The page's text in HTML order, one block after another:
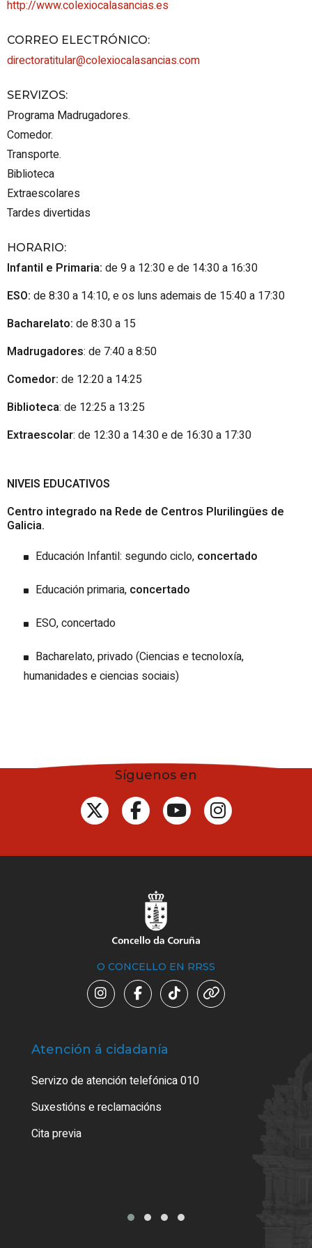
http://www.colexiocalasancias.es
CORREO ELECTRÓNICO:
directoratitular@colexiocalasancias.com
SERVIZOS:
Programa Madrugadores.
Comedor.
Transporte.
Biblioteca
Extraescolares
Tardes divertidas
HORARIO:
Infantil e Primaria: de 9 a 12:30 e de 14:30 a 16:30
ESO: de 8:30 a 14:10, e os luns ademais de 15:40 a 17:30
Bacharelato: de 8:30 a 15
Madrugadores: de 7:40 a 8:50
Comedor: de 12:20 a 14:25
Biblioteca: de 12:25 a 13:25
Extraescolar: de 12:30 a 14:30 e de 16:30 a 17:30
NIVEIS EDUCATIVOS
Centro integrado na Rede de Centros Plurilingües de
Galicia.
Educación Infantil: segundo ciclo, concertado
Educación primaria, concertado
ESO, concertado
Bacharelato, privado (Ciencias e tecnoloxía,
humanidades e ciencias sociais)
Síguenos en
O CONCELLO EN RRSS
Atención á cidadanía
Servizo de atención telefónica 010
Suxestións e reclamacións
Cita previa